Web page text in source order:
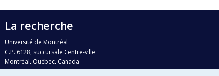
La recherche
Université de Montréal
C.P. 6128, succursale Centre-ville
Montréal, Québec, Canada
H3C 3J7